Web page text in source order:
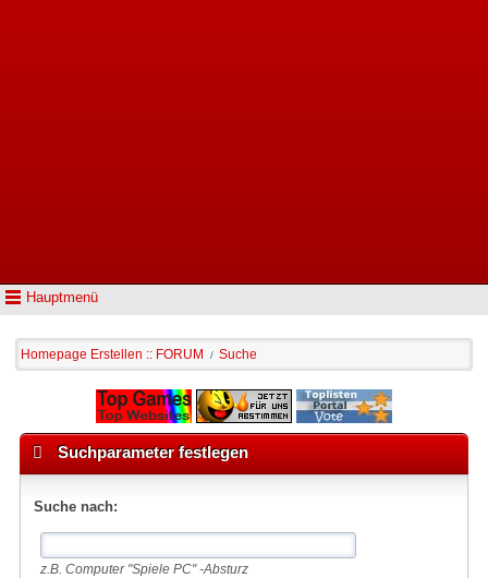
Hauptmenü
Homepage Erstellen :: FORUM / Suche
Suchparameter festlegen
Suche nach:
z.B. Computer "Spiele PC" -Absturz